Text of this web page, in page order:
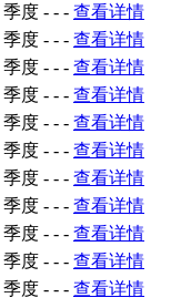
季度 - - - 查看详情
季度 - - - 查看详情
季度 - - - 查看详情
季度 - - - 查看详情
季度 - - - 查看详情
季度 - - - 查看详情
季度 - - - 查看详情
季度 - - - 查看详情
季度 - - - 查看详情
季度 - - - 查看详情
季度 - - - 查看详情